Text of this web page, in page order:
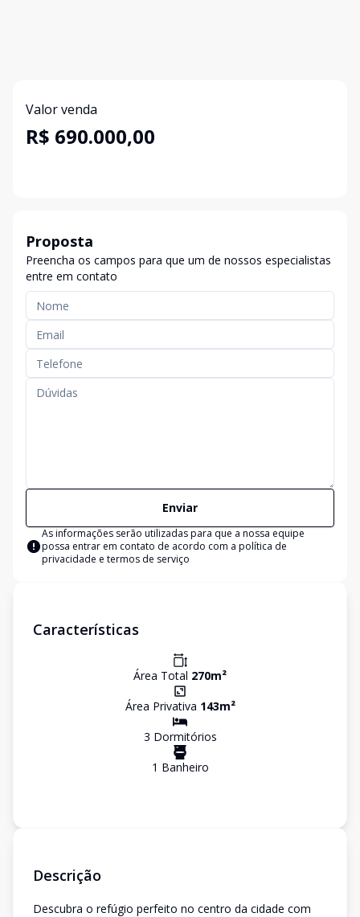
Valor venda
R$ 690.000,00
Proposta
Preencha os campos para que um de nossos especialistas
entre em contato
Enviar
As informações serão utilizadas para que a nossa equipe
possa entrar em contato de acordo com a política de
privacidade e termos de serviço
Características
Área Total 270m²
Área Privativa 143m²
3 Dormitórios
1 Banheiro
Descrição
Descubra o refúgio perfeito no centro da cidade com